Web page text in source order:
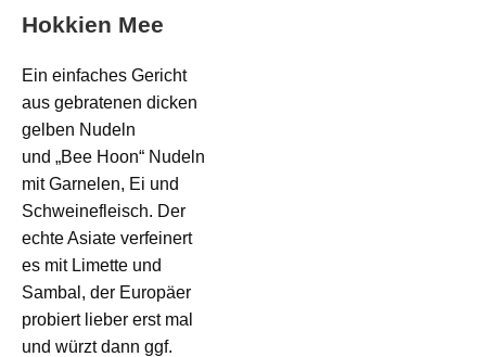
Hokkien Mee
Ein einfaches Gericht
aus gebratenen dicken
gelben Nudeln
und „Bee Hoon“ Nudeln
mit Garnelen, Ei und
Schweinefleisch. Der
echte Asiate verfeinert
es mit Limette und
Sambal, der Europäer
probiert lieber erst mal
und würzt dann ggf.